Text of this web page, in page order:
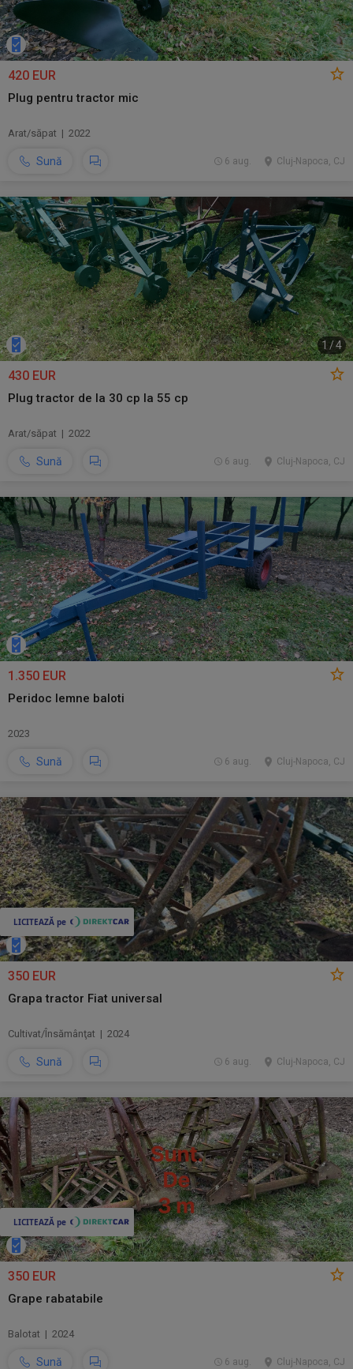
420 EUR
Plug pentru tractor mic
Arat/săpat | 2022
Sună Cluj-Napoca, CJ
6 aug.
1 /4
430 EUR
Plug tractor de la 30 cp la 55 cp
Arat/săpat | 2022
Sună Cluj-Napoca, CJ
6 aug.
1.350 EUR
Peridoc lemne baloti
2023
Sună Cluj-Napoca, CJ
6 aug.
350 EUR
Grapa tractor Fiat universal
Cultivat/Însămânţat | 2024
Sună Cluj-Napoca, CJ
6 aug.
350 EUR
Grape rabatabile
Balotat | 2024
Sună Cluj-Napoca, CJ
6 aug.